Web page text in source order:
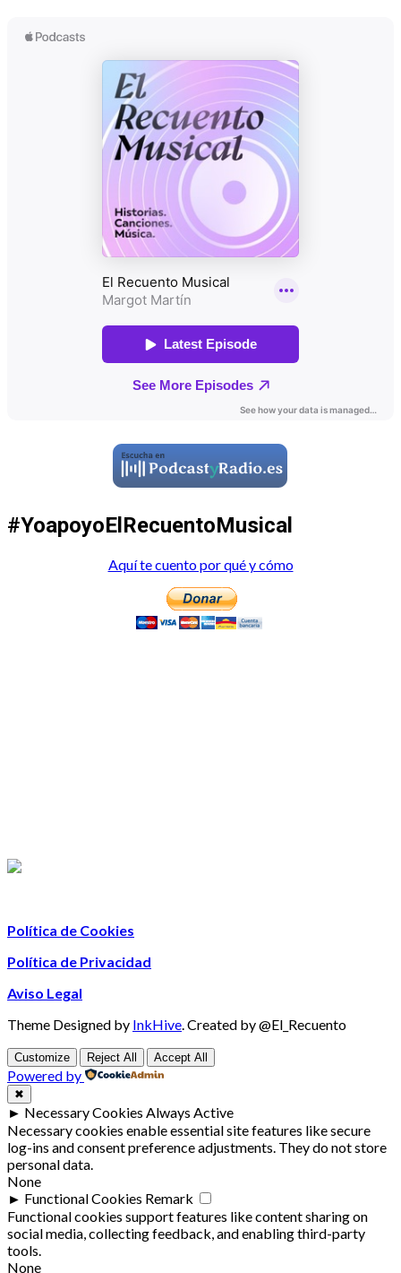
#YoapoyoElRecuentoMusical
Aquí te cuento por qué y cómo
Política de Cookies
Política de Privacidad
Aviso Legal
Theme Designed by InkHive Created by @El_Recuento
Customize Reject All Accept All
Powered by
✖
► Necessary Cookies Always Active
Necessary cookies enable essential site features like secure
log-ins and consent preference adjustments. They do not store
personal data.
None
► Functional Cookies Remark
Functional cookies support features like content sharing on
social media, collecting feedback, and enabling third-party
tools.
None